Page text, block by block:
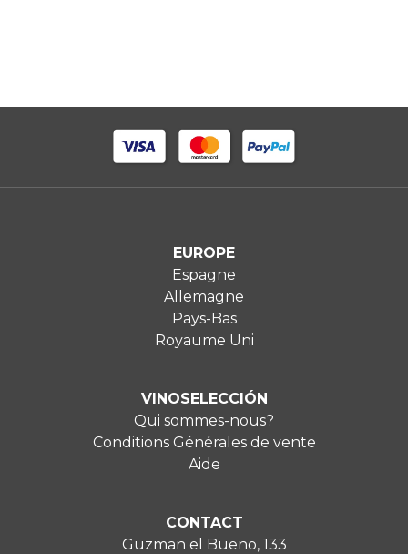
EUROPE
Espagne
Allemagne
Pays-Bas
Royaume Uni
VINOSELECCIÓN
Qui sommes-nous?
Conditions Générales de vente
Aide
CONTACT
Guzman el Bueno, 133